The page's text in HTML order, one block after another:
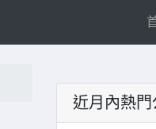
近月內熱門